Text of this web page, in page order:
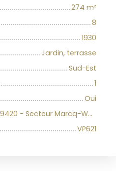
274 m²
8
1930
Jardin, terrasse
Sud-Est
1
Oui
Mouvaux 59420 - Secteur Marcq-Wasquehal-Mouvaux
VP621